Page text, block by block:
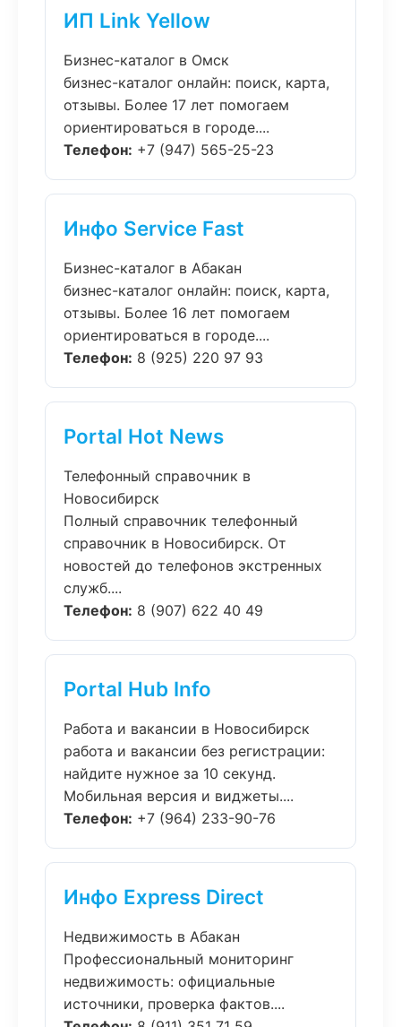
ИП Link Yellow
Бизнес-каталог в Омск
бизнес-каталог онлайн: поиск, карта,
отзывы. Более 17 лет помогаем
ориентироваться в городе....
Телефон: +7 (947) 565-25-23
Инфо Service Fast
Бизнес-каталог в Абакан
бизнес-каталог онлайн: поиск, карта,
отзывы. Более 16 лет помогаем
ориентироваться в городе....
Телефон: 8 (925) 220 97 93
Portal Hot News
Телефонный справочник в
Новосибирск
Полный справочник телефонный
справочник в Новосибирск. От
новостей до телефонов экстренных
служб....
Телефон: 8 (907) 622 40 49
Portal Hub Info
Работа и вакансии в Новосибирск
работа и вакансии без регистрации:
найдите нужное за 10 секунд.
Мобильная версия и виджеты....
Телефон: +7 (964) 233-90-76
Инфо Express Direct
Недвижимость в Абакан
Профессиональный мониторинг
недвижимость: официальные
источники, проверка фактов....